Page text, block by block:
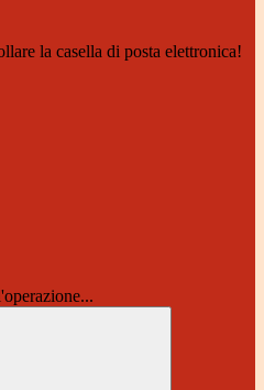
la casella di posta elettronica!